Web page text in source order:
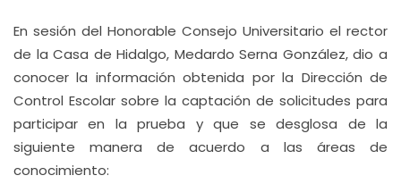
En sesión del Honorable Consejo Universitario el rector
de la Casa de Hidalgo, Medardo Serna González, dio a
conocer la información obtenida por la Dirección de
Control Escolar sobre la captación de solicitudes para
participar en la prueba y que se desglosa de la
siguiente manera de acuerdo a las áreas de
conocimiento: